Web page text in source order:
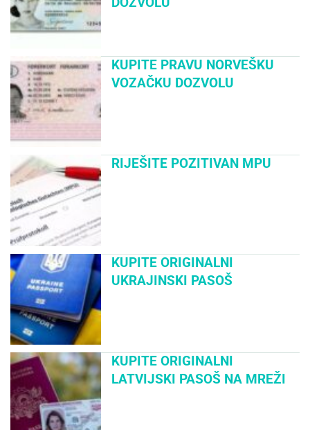
KUPITE PRAVU NORVEŠKU
VOZAČKU DOZVOLU
RIJEŠITE POZITIVAN MPU
KUPITE ORIGINALNI
UKRAJINSKI PASOŠ
KUPITE ORIGINALNI
LATVIJSKI PASOŠ NA MREŽI